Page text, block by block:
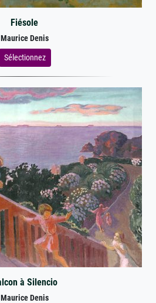
Fiésole
Maurice Denis
Sélectionnez
à Silencio
Maurice Denis